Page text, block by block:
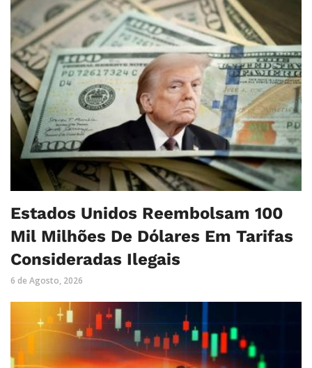
Estados Unidos Reembolsam 100
Mil Milhões De Dólares Em Tarifas
Consideradas Ilegais
6 de Agosto, 2026